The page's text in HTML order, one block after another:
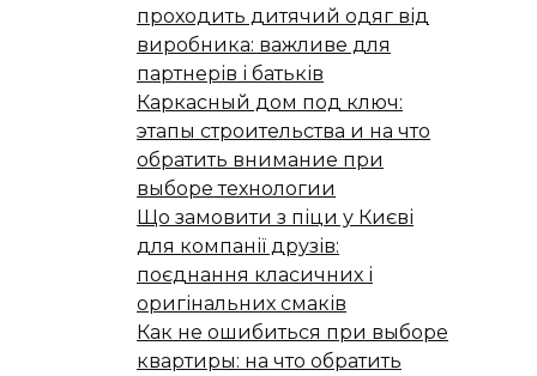
проходить дитячий одяг від
виробника: важливе для
партнерів і батьків
Каркасный дом под ключ:
этапы строительства и на что
обратить внимание при
выборе технологии
Що замовити з піци у Києві
для компанії друзів:
поєднання класичних і
оригінальних смаків
Как не ошибиться при выборе
квартиры: на что обратить